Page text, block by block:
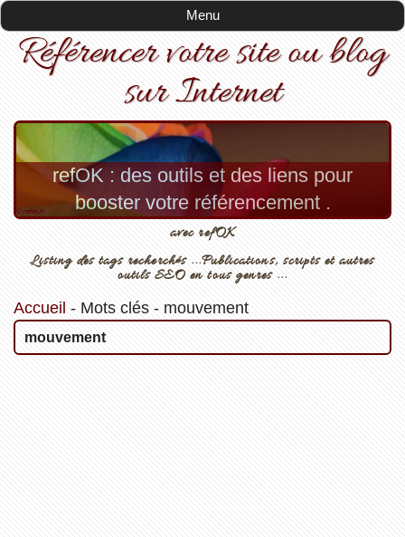
Menu
Référencer votre site ou blog
sur Internet
refOK : des outils et des liens pour
booster votre référencement .
avec refOK
Listing des tags recherchés ...Publications, scripts et autres
outils SEO en tous genres ...
Accueil - Mots clés- mouvement
mouvement